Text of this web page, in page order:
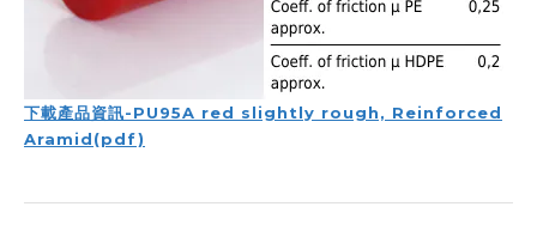
下載產品資訊-PU95A red slightly rough, Reinforced
Aramid(pdf)